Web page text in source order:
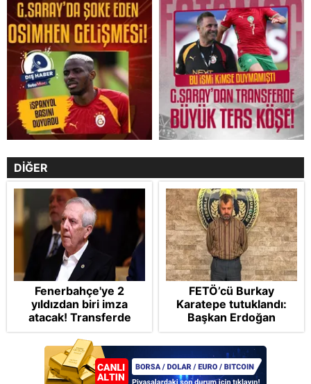
DİĞER
Fenerbahçe'ye 2
yıldızdan biri imza
atacak! Transferde
golcü harekatı...
FETÖ’cü Burkay
Karatepe tutuklandı:
Başkan Erdoğan
şikayetçi oldu